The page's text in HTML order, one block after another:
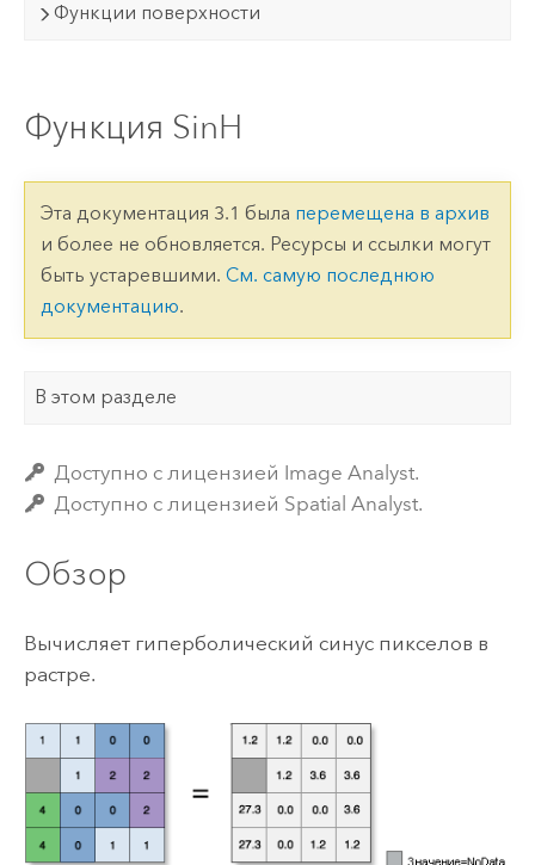
Функции поверхности
Функция SinH
Эта документация 3.1 была перемещена в архив
и более не обновляется. Ресурсы и ссылки могут
быть устаревшими. См. самую последнюю
документацию.
В этом разделе
Доступно с лицензией Image Analyst.
Доступно с лицензией Spatial Analyst.
Обзор
Вычисляет гиперболический синус пикселов в
растре.